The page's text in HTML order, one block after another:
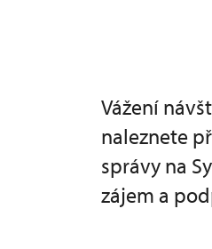
Vážení
naleznete
správy na
zájem a